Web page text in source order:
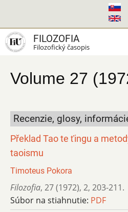
hlavný
obsah
FILOZOFIA
Filozofický časopis
Volume 27
Recenzie, glosy,
Překlad Tao te ťingu a
taoismu
Timoteus Pokora
Filozofia, 27 (1972), 2, 203-211.
Súbor na stiahnutie: PDF